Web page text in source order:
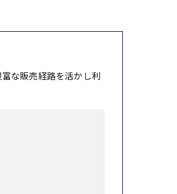
な販売経路を活かし利